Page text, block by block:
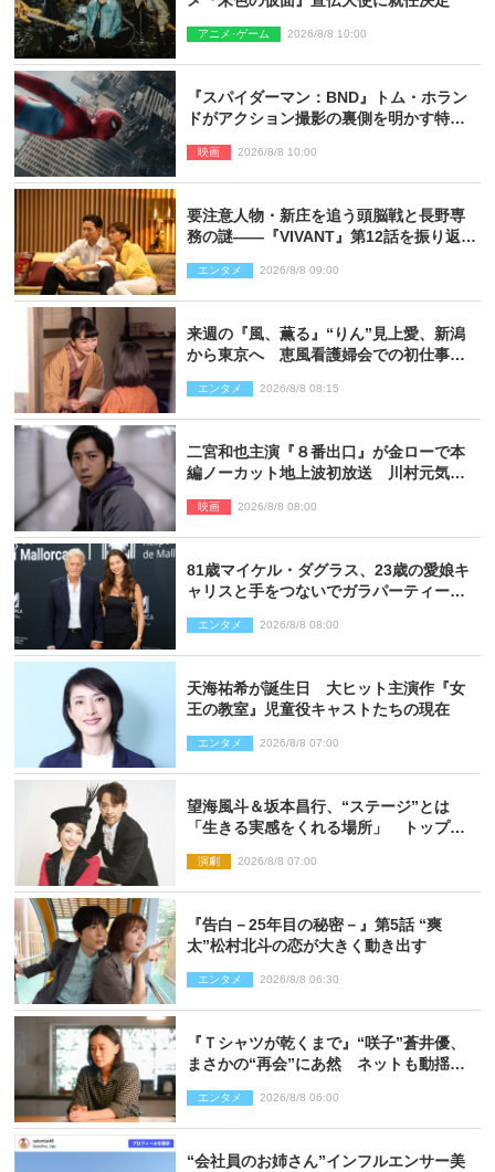
アニメ･ゲーム 2026/8/8 10:00
『スパイダーマン：BND』トム・ホラン
ドがアクション撮影の裏側を明かす特別
映画 2026/8/8 10:00
要注意人物・新庄を追う頭脳戦と長野専
務の謎――『VIVANT』第12話を振り返
エンタメ 2026/8/8 09:00
来週の『風、薫る』“りん”見上愛、新潟
から東京へ 恵風看護婦会での初仕事に
エンタメ 2026/8/8 08:15
二宮和也主演『８番出口』が金ローで本
編ノーカット地上波初放送 川村元気監
映画 2026/8/8 08:00
81歳マイケル・ダグラス、23歳の愛娘キ
ャリスと手をつないでガラパーティーに
エンタメ 2026/8/8 08:00
天海祐希が誕生日 大ヒット主演作『女
王の教室』児童役キャストたちの現在
エンタメ 2026/8/8 07:00
望海風斗＆坂本昌行、“ステージ”とは
「生きる実感をくれる場所」 トップを
演劇 2026/8/8 07:00
『告白－25年目の秘密－』第5話 “爽
太”松村北斗の恋が大きく動き出す
エンタメ 2026/8/8 06:30
『Ｔシャツが乾くまで』“咲子”蒼井優、
まさかの“再会”にあ然 ネットも動揺
レあり）
エンタメ 2026/8/8 06:00
“会社員のお姉さん”インフルエンサー美